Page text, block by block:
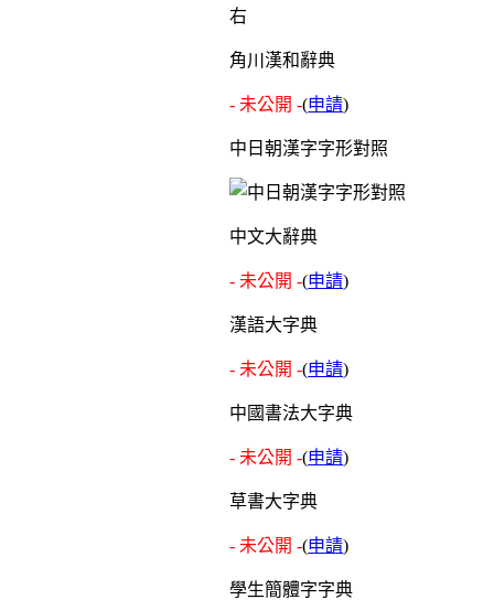
右
角川漢和辭典
- 未公開 -(申請)
中日朝漢字字形對照
中文大辭典
- 未公開 -(申請)
漢語大字典
- 未公開 -(申請)
中國書法大字典
- 未公開 -(申請)
草書大字典
- 未公開 -(申請)
學生簡體字字典